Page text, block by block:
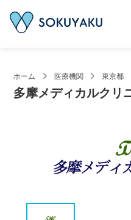
ホーム 医療機関 東京都
多摩メディカルクリ